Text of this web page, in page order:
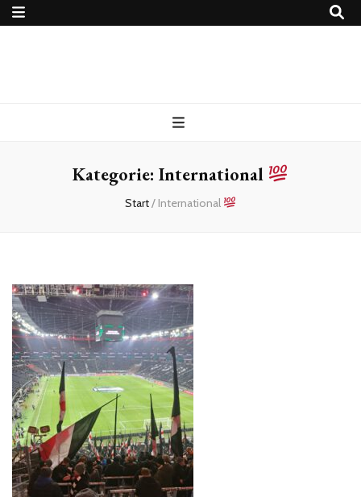
Fußballblog
Kategorie:International
Start/ International